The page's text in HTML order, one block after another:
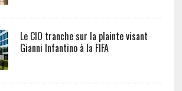
Le CIO tranche sur la plainte visant
Gianni Infantino à la FIFA